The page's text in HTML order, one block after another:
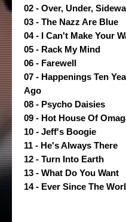
02 - Over, Under,
03 - The Nazz Are Blue
04 - I Can't Make Your
05 - Rack My Mind
06 - Farewell
07 - Happenings Ten
Ago
08 - Psycho Daisies
09 - Hot House Of
10 - Jeff's Boogie
11 - He's Always There
12 - Turn Into Earth
13 - What Do You Want
14 - Ever Since The